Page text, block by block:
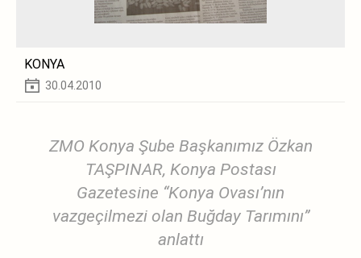
KONYA
30.04.2010
ZMO Konya Şube Başkanımız Özkan
TAŞPINAR, Konya Postası
Gazetesine “Konya Ovası’nın
vazgeçilmezi olan Buğday Tarımını”
anlattı